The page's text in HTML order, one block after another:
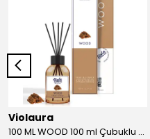
Violaura
100 ML WOOD 100 ml Çubuklu Oda Kokusu